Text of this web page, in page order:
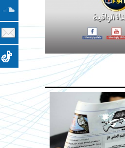
الأقصى والأرض المباركة